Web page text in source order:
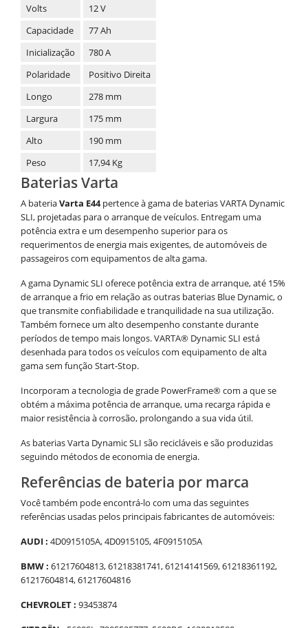
Volts
12 V
Capacidade
77 Ah
Inicialização
780 A
Polaridade
Positivo Direita
Longo
278 mm
Largura
175 mm
Alto
190 mm
Peso
17,94 Kg
Baterias Varta
A bateriaVarta E44pertence à gama de baterias VARTA Dynamic
SLI, projetadas para o arranque de veículos. Entregam uma
potência extra e um desempenho superior para os
requerimentos de energia mais exigentes, de automóveis de
passageiros com equipamentos de alta gama.
A gama Dynamic SLI oferece potência extra de arranque, até 15%
de arranque a frio em relação as outras baterias Blue Dynamic, o
que transmite confiabilidade e tranquilidade na sua utilização.
Também fornece um alto desempenho constante durante
períodos de tempo mais longos. VARTA® Dynamic SLI está
desenhada para todos os veículos com equipamento de alta
gama sem função Start-Stop.
Incorporam a tecnologia de grade PowerFrame® com a que se
obtém a máxima potência de arranque, uma recarga rápida e
maior resistência à corrosão, prolongando a sua vida útil.
As baterias Varta Dynamic SLI são recicláveis e são produzidas
seguindo métodos de economia de energia.
Referências de bateria por marca
Você também pode encontrá-lo com uma das seguintes
referências usadas pelos principais fabricantes de automóveis:
AUDI : 4D0915105A, 4D0915105, 4F0915105A
BMW : 61217604813, 61218381741, 61214141569, 61218361192,
61217604814, 61217604816
CHEVROLET : 93453874